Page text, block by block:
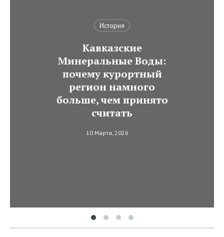
История
Кавказские
Минеральные Воды:
почему курортный
регион намного
больше, чем принято
считать
10 Марта, 2026